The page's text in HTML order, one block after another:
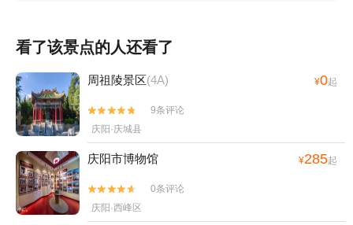
看了该景点的人还看了
周祖陵景区(4A) ¥0起


9条评论
庆阳·庆城县
庆阳市博物馆 ¥285起


0条评论
庆阳·西峰区